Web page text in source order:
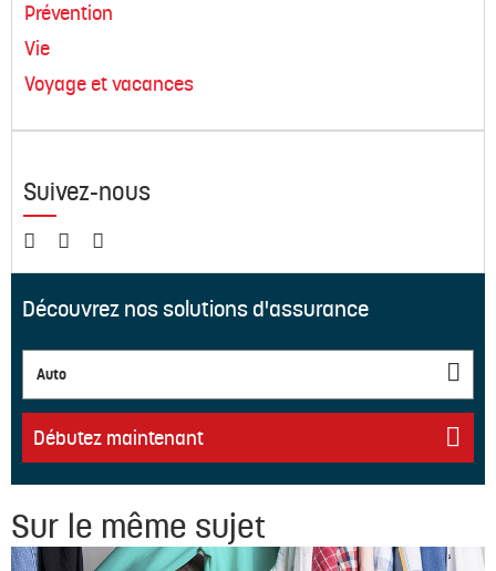
Prévention
Vie
Voyage et vacances
Suivez-nous
Découvrez nos solutions d'assurance
Auto
Débutez maintenant
Sur le même sujet